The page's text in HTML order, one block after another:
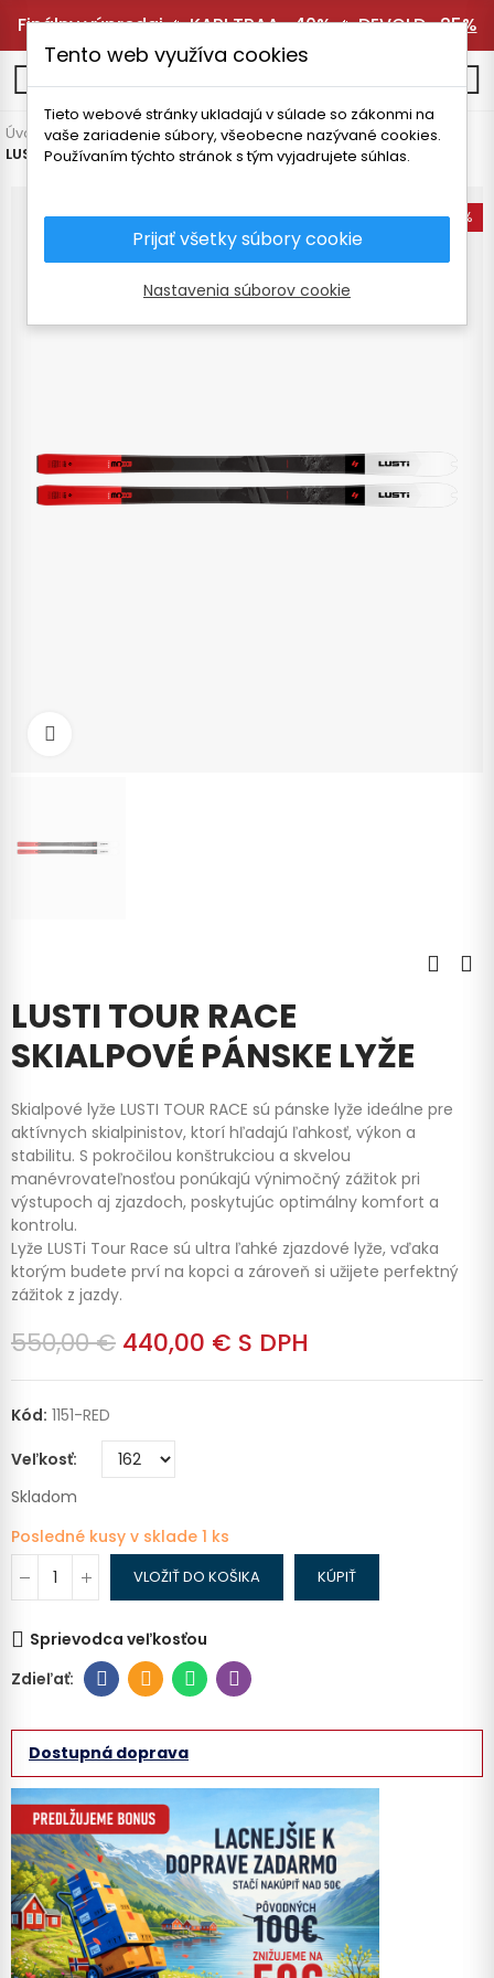
Finálny výpredaj 🔥KARI TRAA -40%🔥DEVOLD -25%
Úvodná stránka
Vybavenie
LUSTI TOUR RACE SKIALPOVÉ PÁNSKE LYŽE
-20%
LUSTI TOUR RACE
SKIALPOVÉ PÁNSKE LYŽE
Skialpové lyže LUSTI TOUR RACE sú pánske lyže ideálne pre
aktívnych skialpinistov, ktorí hľadajú ľahkosť, výkon a
stabilitu. S pokročilou konštrukciou a skvelou
manévrovateľnosťou ponúkajú výnimočný zážitok pri
výstupoch aj zjazdoch, poskytujúc optimálny komfort a
kontrolu.
Lyže LUSTi Tour Race sú ultra ľahké zjazdové lyže, vďaka
ktorým budete prví na kopci a zároveň si užijete perfektný
zážitok z jazdy.
550,00 € 440,00 € S DPH
Kód: 1151-RED
Veľkosť
Skladom
Posledné kusy v sklade 1 ks
VLOŽIŤ DO KOŠIKA KÚPIŤ
Sprievodca veľkosťou
Dostupná doprava
Tento web využíva cookies
Tieto webové stránky ukladajú v súlade so zákonmi na
vaše zariadenie súbory, všeobecne nazývané cookies.
Používaním týchto stránok s tým vyjadrujete súhlas.
Prijať všetky súbory cookie
Nastavenia súborov cookie